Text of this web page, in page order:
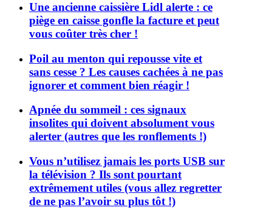
Une ancienne caissière Lidl alerte : ce
piège en caisse gonfle la facture et peut
vous coûter très cher !
Poil au menton qui repousse vite et
sans cesse ? Les causes cachées à ne pas
ignorer et comment bien réagir !
Apnée du sommeil : ces signaux
insolites qui doivent absolument vous
alerter (autres que les ronflements !)
Vous n’utilisez jamais les ports USB sur
la télévision ? Ils sont pourtant
extrêmement utiles (vous allez regretter
de ne pas l’avoir su plus tôt !)